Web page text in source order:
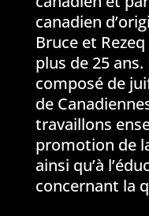
canadien
Bruce et
plus de 25
composé de
de
travaillons
promotion de
ainsi qu’à
concernant la